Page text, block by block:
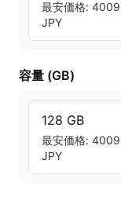
最安価格:
JPY
容量 (GB)
128 GB
最安価格:
JPY